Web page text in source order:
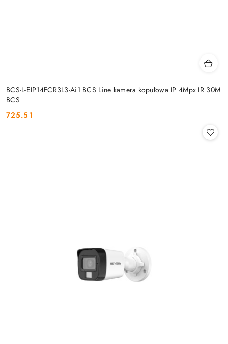
BCS-L-EIP14FCR3L3-Ai1 BCS Line kamera kopułowa IP 4Mpx IR 30M
BCS
Cena:
725.51